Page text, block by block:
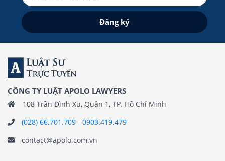
CÔNG TY LUẬT APOLO LAWYERS
108 Trần Đình Xu, Quận 1, TP. Hồ Chí Minh
(028) 66.701.709 - 0903.419.479
contact@apolo.com.vn